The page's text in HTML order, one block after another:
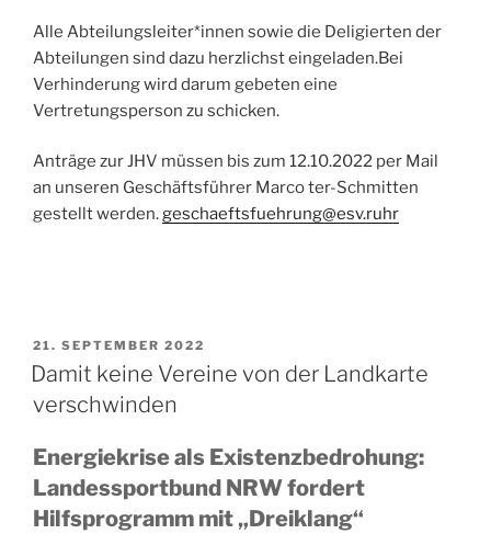
Alle Abteilungsleiter*innen sowie die Deligierten der
Abteilungen sind dazu herzlichst eingeladen.Bei
Verhinderung wird darum gebeten eine
Vertretungsperson zu schicken.
Anträge zur JHV müssen bis zum 12.10.2022 per Mail
an unseren Geschäftsführer Marco ter-Schmitten
gestellt werden.geschaeftsfuehrung@esv.ruhr
VERÖFFENTLICHT
AM
21. SEPTEMBER 2022
Damit keine Vereine von der Landkarte
verschwinden
Energiekrise als Existenzbedrohung:
Landessportbund NRW fordert
Hilfsprogramm mit „Dreiklang“